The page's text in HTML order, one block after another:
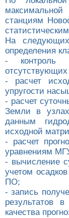
станциям
На следующих
определения
- контроль
- расчет
упругости
- расчет
Земли в
данным
исходной
- расчет
уравнениям
- вычисление
учетом
ПО;
- запись
результатов
качества